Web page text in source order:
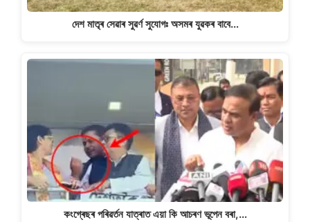
দেশ মাতৃৰ সেৱাৰ সুৱৰ্ণ সুযোগঃ অসমৰ যুৱকৰ বাবে…
কংগ্ৰেছৰ পৰিৱৰ্তন যাত্ৰাত এয়া কি আচৰণ ভূপেন বৰা,…